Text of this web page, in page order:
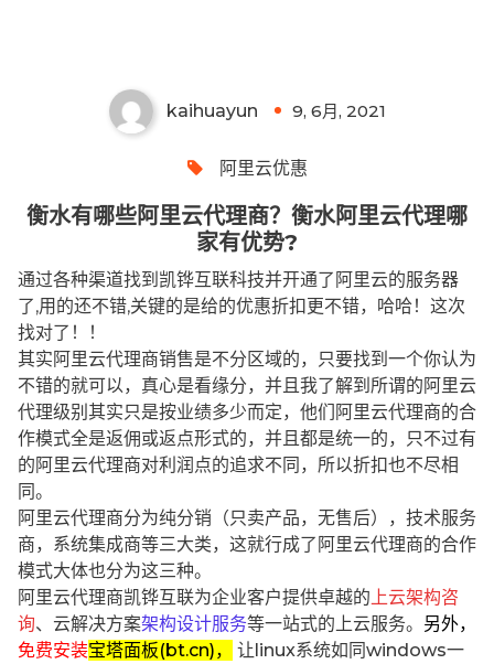
kaihuayun 9, 6月, 2021
阿里云优惠
衡水有哪些阿里云代理商？衡水阿里云代理哪
家有优势?
通过各种渠道找到凯铧互联科技并开通了阿里云的服务器
了,用的还不错,关键的是给的优惠折扣更不错，哈哈！这次
找对了！！
其实阿里云代理商销售是不分区域的，只要找到一个你认为
不错的就可以，真心是看缘分，并且我了解到所谓的阿里云
代理级别其实只是按业绩多少而定，他们阿里云代理商的合
作模式全是返佣或返点形式的，并且都是统一的，只不过有
的阿里云代理商对利润点的追求不同，所以折扣也不尽相
同。
阿里云代理商分为纯分销（只卖产品，无售后），技术服务
商，系统集成商等三大类，这就行成了阿里云代理商的合作
模式大体也分为这三种。
阿里云代理商凯铧互联为企业客户提供卓越的 上云架构咨
询、云解决方案架构设计服务等一站式的上云服务。 另外，
免费安装宝塔面板(bt.cn)，
让linux系统如同windows一